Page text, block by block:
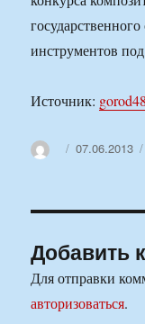
инструментов
Источник:
Автор07.06.2013
Добавить
Для отправки
авторизоваться.